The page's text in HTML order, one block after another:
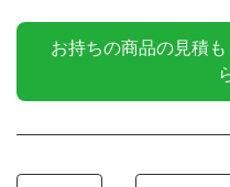
お持ちの商品の見積